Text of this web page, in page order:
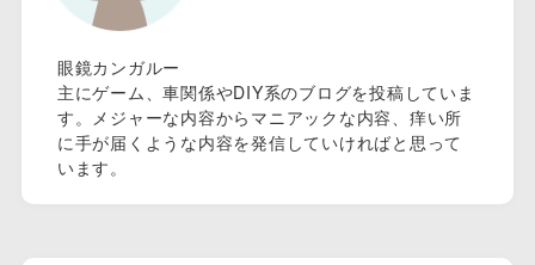
眼鏡カンガルー
主にゲーム、車関係やDIY系のブログを投稿していま
す。メジャーな内容からマニアックな内容、痒い所
に手が届くような内容を発信していければと思って
います。